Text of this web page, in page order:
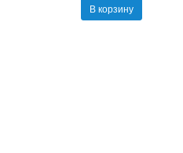
В корзину